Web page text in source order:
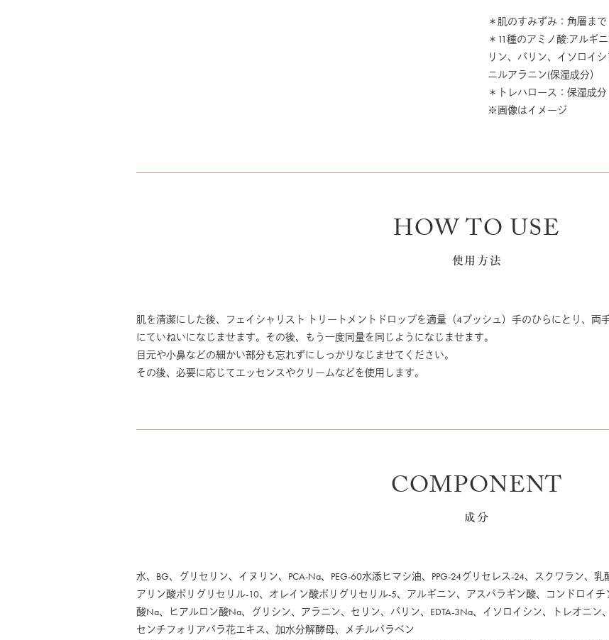
＊肌のすみずみ：角層まで
＊11種のアミノ酸:アルギ
リン、バリン、イソロイ
ニルアラニン(保湿成分）
＊トレハロース：保湿成分
※画像はイメージ
HOW TO USE
使用方法
肌を清潔にした後、フェイシャリスト トリートメントドロップを適量（4プッシュ）手のひらにとり、両
にていねいになじませます。その後、もう一度同量を同じようになじませます。
目元や小鼻などの細かい部分も忘れずにしっかりなじませてください。
その後、必要に応じてエッセンスやクリームなどを使用します。
COMPONENT
成分
水、BG、グリセリン、イヌリン、PCA-Na、PEG-60水添ヒマシ油、PPG-24グリセレス-24、スクワラン、
アリン酸ポリグリセリル-10、オレイン酸ポリグリセリル-5、アルギニン、アスパラギン酸、コンドロイ
酸Na、ヒアルロン酸Na、グリシン、アラニン、セリン、バリン、EDTA-3Na、イソロイシン、トレオニン
センチフォリアバラ花エキス、加水分解酵母、メチルパラベン